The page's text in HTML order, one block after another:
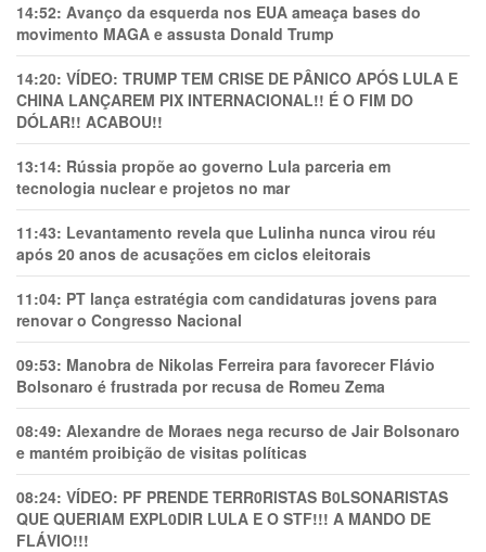
14:52: Avanço da esquerda nos EUA ameaça bases do
movimento MAGA e assusta Donald Trump
14:20: VÍDEO: TRUMP TEM CRlSE DE PÂNlCO APÓS LULA E
CHINA LANÇAREM PIX INTERNACIONAL!! É O FIM DO
DÓLAR!! ACABOU!!
13:14: Rússia propõe ao governo Lula parceria em
tecnologia nuclear e projetos no mar
11:43: Levantamento revela que Lulinha nunca virou réu
após 20 anos de acusações em ciclos eleitorais
11:04: PT lança estratégia com candidaturas jovens para
renovar o Congresso Nacional
09:53: Manobra de Nikolas Ferreira para favorecer Flávio
Bolsonaro é frustrada por recusa de Romeu Zema
08:49: Alexandre de Moraes nega recurso de Jair Bolsonaro
e mantém proibição de visitas políticas
08:24: VÍDEO: PF PRENDE TERR0RlSTAS B0LSONARlSTAS
QUE QUERIAM EXPL0DlR LULA E O STF!!! A MANDO DE
FLÁVIO!!!